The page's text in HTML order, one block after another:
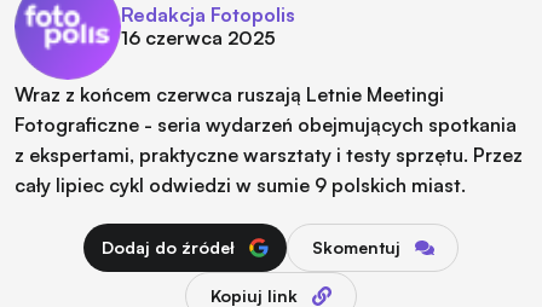
Redakcja Fotopolis
16 czerwca 2025
Wraz z końcem czerwca ruszają Letnie Meetingi
Fotograficzne - seria wydarzeń obejmujących spotkania
z ekspertami, praktyczne warsztaty i testy sprzętu. Przez
cały lipiec cykl odwiedzi w sumie 9 polskich miast.
Dodaj do źródeł Skomentuj
Kopiuj link